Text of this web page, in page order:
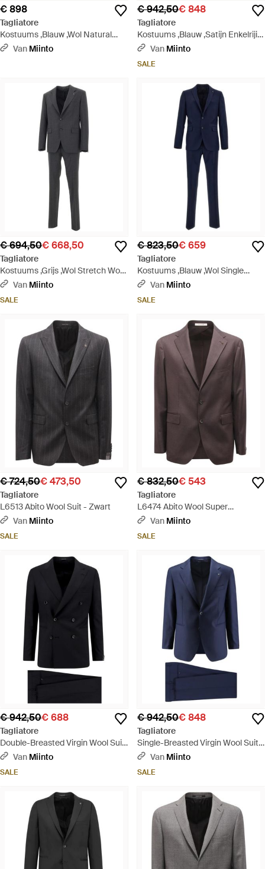
€ 898
Tagliatore
Kostuums ,Blauw ,Wol Natural
120's Wool Two-Piece Suit - Blauw
Van Miinto
€ 942,50€ 848
Tagliatore
Kostuums ,Blauw ,Satijn Enkelrijig
Virgin Wool Kostuum - Zwart
Van Miinto
SALE
€ 694,50€ 668,50
Tagliatore
Kostuums ,Grijs ,Wol Stretch Wool
Blend Two-Piece Suit - Zwart
Van Miinto
SALE
€ 823,50€ 659
Tagliatore
Kostuums ,Blauw ,Wol Single
Breasted Suit - Blauw
Van Miinto
SALE
€ 724,50€ 473,50
Tagliatore
L6513 Abito Wool Suit - Zwart
Van Miinto
SALE
€ 832,50€ 543
Tagliatore
L6474 Abito Wool Super
110&#39;S Suit - Bruin
Van Miinto
SALE
€ 942,50€ 688
Tagliatore
Double-Breasted Virgin Wool Suit
- Zwart
Van Miinto
SALE
€ 942,50€ 848
Tagliatore
Single-Breasted Virgin Wool Suit -
Blauw
Van Miinto
SALE